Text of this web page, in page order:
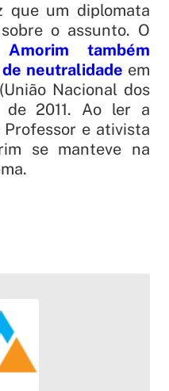
que um diplomata
o assunto. O
também
neutralidade em
Nacional dos
de 2011. Ao ler a
e ativista
se manteve na